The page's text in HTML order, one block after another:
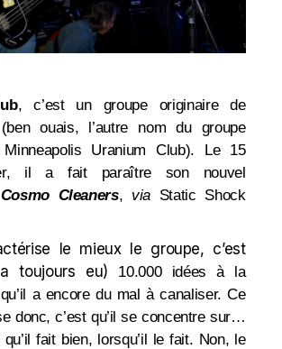
, c’est un groupe originaire de
ouais, l’autre nom du groupe
Uranium Club). Le 15
il a fait paraître son nouvel
Cleaners, via Static Shock
le mieux le groupe, c’est
toujours eu) 10.000 idées à la
a encore du mal à canaliser. Ce
donc, c’est qu’il se concentre sur…
fait bien, lorsqu’il le fait. Non, le